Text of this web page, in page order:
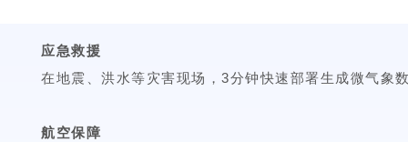
应急救援
在地震、洪水等灾害现场，3分钟快速部署生成微气象
航空保障